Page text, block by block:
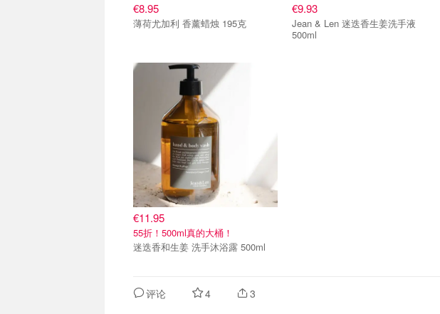
€8.95
薄荷尤加利 香薰蜡烛 195克
€9.93
Jean & Len 迷迭香生姜洗手液
500ml
€11.95
55折！500ml真的大桶！
迷迭香和生姜 洗手沐浴露 500ml
评论 4 3